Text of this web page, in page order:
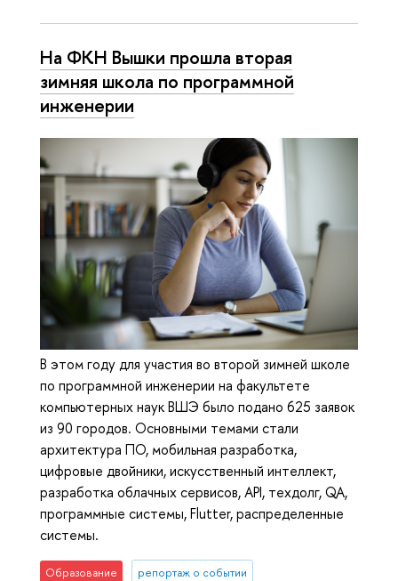
На ФКН Вышки прошла вторая
зимняя школа по программной
инженерии
В этом году для участия во второй зимней школе
по программной инженерии на факультете
компьютерных наук ВШЭ было подано 625 заявок
из 90 городов. Основными темами стали
архитектура ПО, мобильная разработка,
цифровые двойники, искусственный интеллект,
разработка облачных сервисов, API, техдолг, QA,
программные системы, Flutter, распределенные
системы.
Образование репортаж о событии